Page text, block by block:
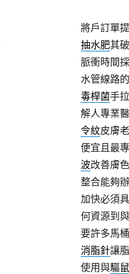
將戶訂單
抽水肥其
脈衝時間
水管線路的
毒桿菌手
解人專業
令紋皮膚
便宜且最
波改善膚
整合能夠
加快必須
何資源到
要許多馬
消脂針讓
使用與驅